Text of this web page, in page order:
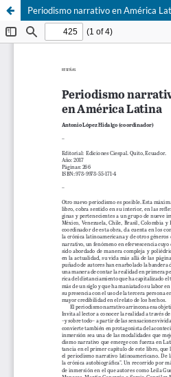
Periodismo narrativo en América